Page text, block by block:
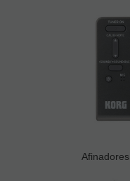
Afinadores